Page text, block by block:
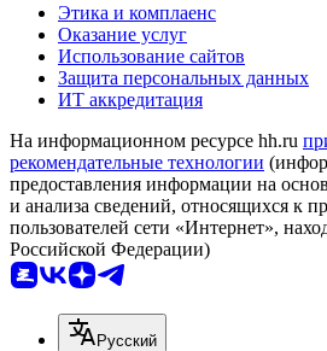
Этика и комплаенс
Оказание услуг
Использование сайтов
Защита персональных данных
ИТ аккредитация
На информационном ресурсе hh.ru
рекомендательные технологии
предоставления информации на
и анализа сведений, относящихся к
пользователей сети «Интернет»,
Российской Федерации)
Русский